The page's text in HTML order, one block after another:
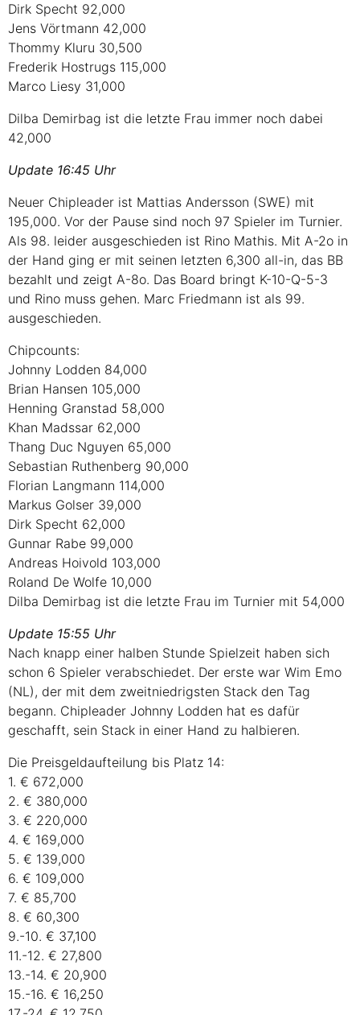
Dirk Specht 92,000
Jens Vörtmann 42,000
Thommy Kluru 30,500
Frederik Hostrugs 115,000
Marco Liesy 31,000
Dilba Demirbag ist die letzte Frau immer noch dabei
42,000
Update 16:45 Uhr
Neuer Chipleader ist Mattias Andersson (SWE) mit
195,000. Vor der Pause sind noch 97 Spieler im Turnier.
Als 98. leider ausgeschieden ist Rino Mathis. Mit A-2o in
der Hand ging er mit seinen letzten 6,300 all-in, das BB
bezahlt und zeigt A-8o. Das Board bringt K-10-Q-5-3
und Rino muss gehen. Marc Friedmann ist als 99.
ausgeschieden.
Chipcounts:
Johnny Lodden 84,000
Brian Hansen 105,000
Henning Granstad 58,000
Khan Madssar 62,000
Thang Duc Nguyen 65,000
Sebastian Ruthenberg 90,000
Florian Langmann 114,000
Markus Golser 39,000
Dirk Specht 62,000
Gunnar Rabe 99,000
Andreas Hoivold 103,000
Roland De Wolfe 10,000
Dilba Demirbag ist die letzte Frau im Turnier mit 54,000
Update 15:55 Uhr
Nach knapp einer halben Stunde Spielzeit haben sich
schon 6 Spieler verabschiedet. Der erste war Wim Emo
(NL), der mit dem zweitniedrigsten Stack den Tag
begann. Chipleader Johnny Lodden hat es dafür
geschafft, sein Stack in einer Hand zu halbieren.
Die Preisgeldaufteilung bis Platz 14:
1. € 672,000
2. € 380,000
3. € 220,000
4. € 169,000
5. € 139,000
6. € 109,000
7. € 85,700
8. € 60,300
9.-10. € 37,100
11.-12. € 27,800
13.-14. € 20,900
15.-16. € 16,250